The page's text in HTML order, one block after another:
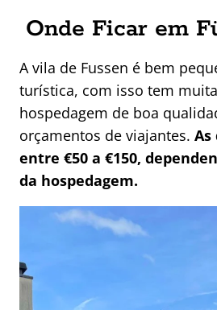
Onde Ficar em
A vila de Fussen é bem
turística, com isso tem
hospedagem de boa
orçamentos de viajantes.
entre €50 a €150,
da hospedagem.